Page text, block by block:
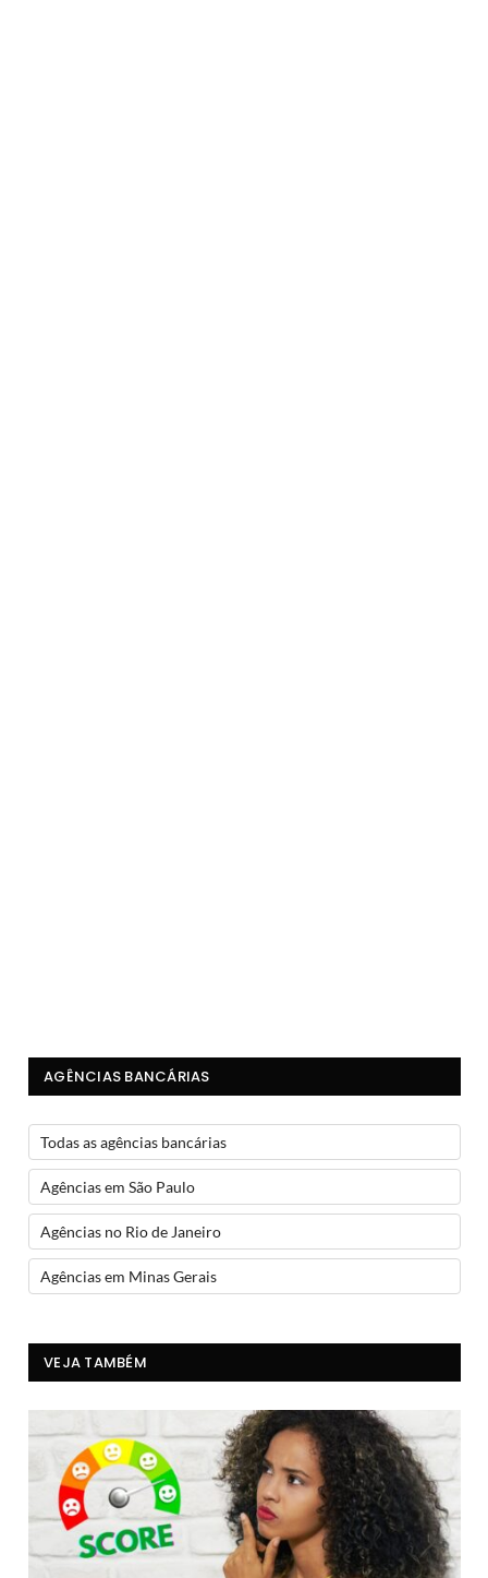
AGÊNCIAS BANCÁRIAS
Todas as agências bancárias
Agências em São Paulo
Agências no Rio de Janeiro
Agências em Minas Gerais
VEJA TAMBÉM